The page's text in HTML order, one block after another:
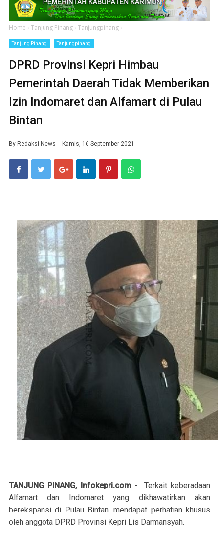
Home › Tanjung Pinang› Tanjungpinang›
Tanjung Pinang Tanjungpinang
DPRD Provinsi Kepri Himbau
Pemerintah Daerah Tidak Memberikan
Izin Indomaret dan Alfamart di Pulau
Bintan
By Redaksi News Kamis, 16 September 2021
TANJUNG PINANG, Infokepri.com - Terkait keberadaan
Alfamart dan Indomaret yang dikhawatirkan akan
berekspansi di Pulau Bintan, mendapat perhatian khusus
oleh anggota DPRD Provinsi Kepri Lis Darmansyah.